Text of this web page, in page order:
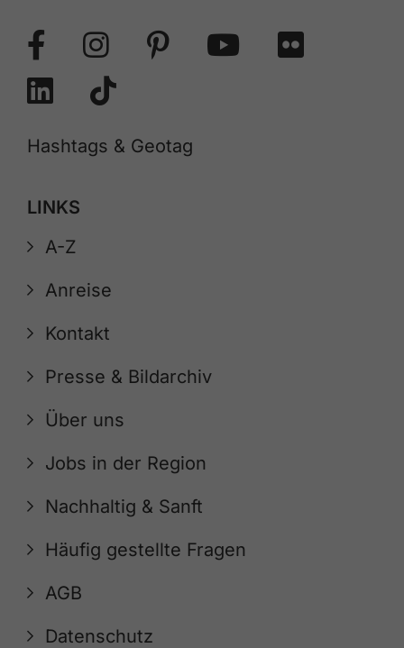
Hashtags & Geotag
LINKS
A-Z
Anreise
Kontakt
Presse & Bildarchiv
Über uns
Jobs in der Region
Nachhaltig & Sanft
Häufig gestellte Fragen
AGB
Datenschutz